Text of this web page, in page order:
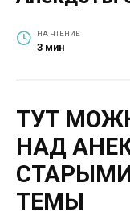
НА ЧТЕНИЕ
3 мин
ТУТ
НАД
ТЕМЫ